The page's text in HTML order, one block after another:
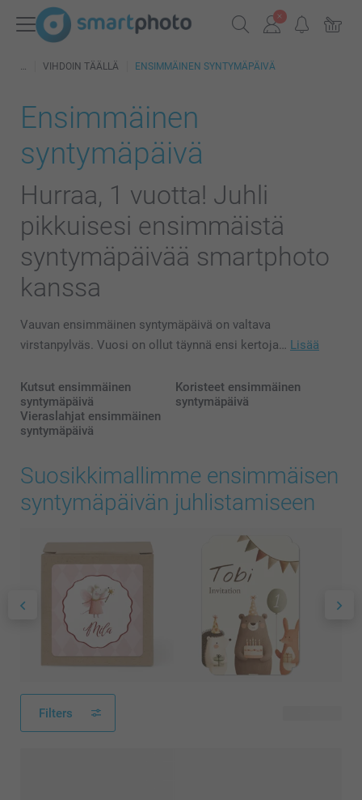
VIHDOIN TÄÄLLÄ ENSIMMÄINEN SYNTYMÄPÄIVÄ
Ensimmäinen
syntymäpäivä
Hurraa, 1 vuotta! Juhli
pikkuisesi ensimmäistä
syntymäpäivää smartphoto
kanssa
Vauvan ensimmäinen syntymäpäivä on valtava
virstanpylväs. Vuosi on ollut täynnä ensi kertoja… Lisää
Kutsut ensimmäinen
syntymäpäivä
Koristeet ensimmäinen
syntymäpäivä
Vieraslahjat ensimmäinen
syntymäpäivä
Suosikkimallimme ensimmäisen
syntymäpäivän juhlistamiseen
Filters